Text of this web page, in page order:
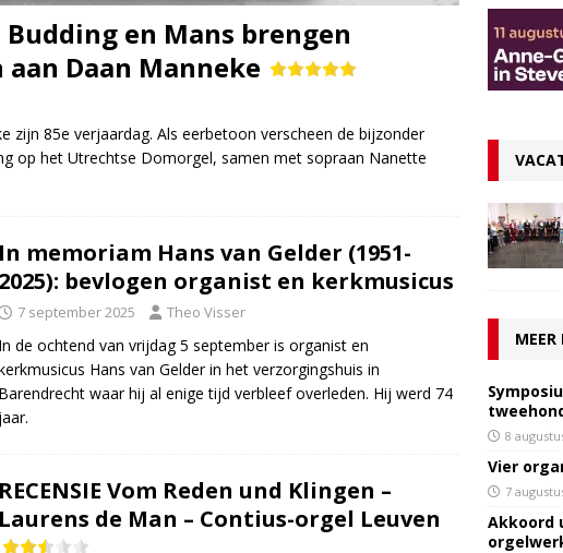
Budding en Mans brengen
Daan Manneke
zijn 85e verjaardag. Als eerbetoon verscheen de bijzonder
op het Utrechtse Domorgel, samen met sopraan Nanette
In memoriam Hans van Gelder (1951-
2025): bevlogen organist en kerkmusicus
7 september 2025 Theo Visser
In de ochtend van vrijdag 5 september is organist en
Hans van Gelder in het verzorgingshuis in
Barendrecht waar hij al enige tijd verbleef overleden. Hij werd 74
jaar.
RECENSIE Vom Reden und Klingen –
Laurens de Man – Contius-orgel Leuven
MEER
8
Vier
7
Akkoord